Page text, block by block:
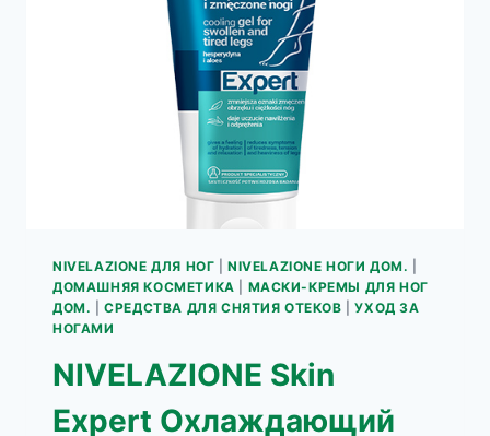
НОГ
NIVELAZIONE ДЛЯ НОГ |NIVELAZIONE НОГИ ДОМ.
ДОМАШНЯЯ КОСМЕТИКА
МАСКИ-КРЕМЫ ДЛЯ НОГ
ДОМ. |СРЕДСТВА ДЛЯ СНЯТИЯ ОТЕКОВ |УХОД ЗА
НОГАМИ
NIVELAZIONE Skin
Expert Охлаждающий